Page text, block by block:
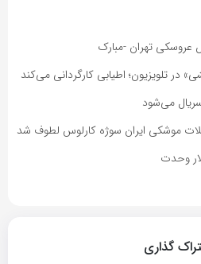
تهران -مبارک
در تلویزیون؛ اطیابی کارگردانی می‌کند
می‌شود
موشکی ایران سوژه کارلوس لطوف شد
وحدت
گذاری